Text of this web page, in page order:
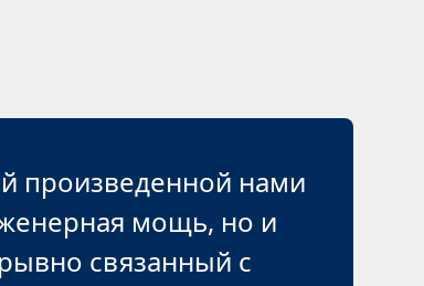
произведенной нами
мощь, но и
связанный с